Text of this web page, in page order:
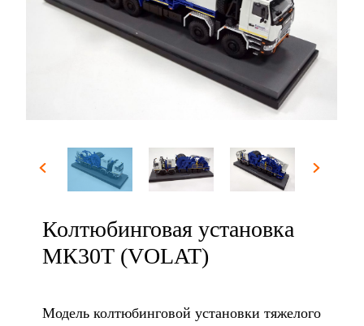
Колтюбинговая установка
МК30Т (VOLAT)
Модель колтюбинговой установки тяжелого